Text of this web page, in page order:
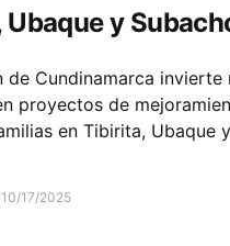
y
de Cundinamarca invierte
proyectos de
en Tibirita, Ubaque y
10/17/2025